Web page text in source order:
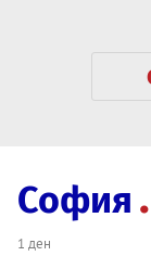
София
1 ден